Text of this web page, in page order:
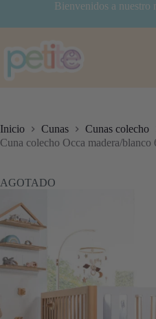
contenido
Bienvenidos a nuestro
Inicio Cunas
Cunas colecho
Cuna colecho Occa madera/
AGOTADO